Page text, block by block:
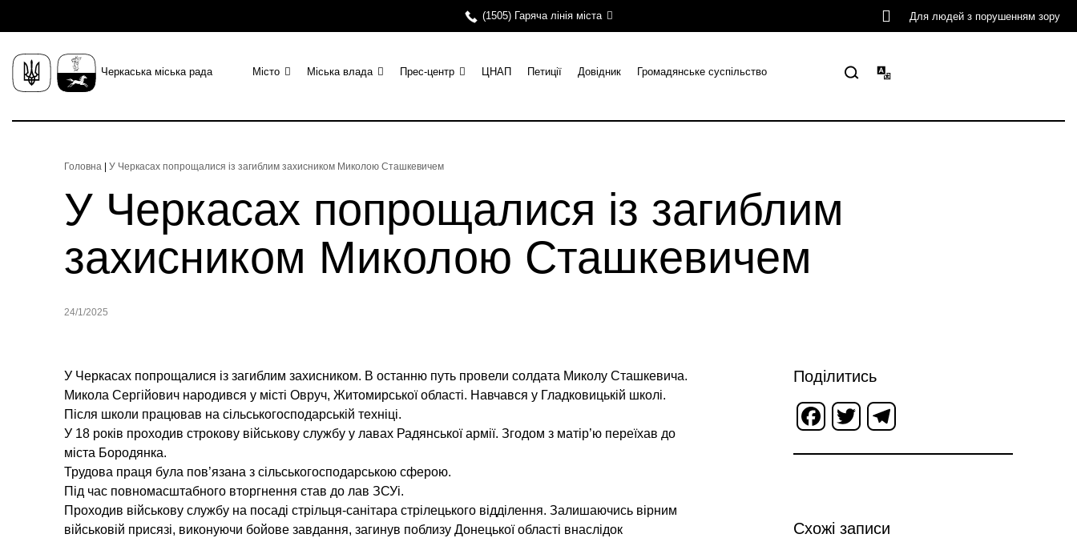
(1505) Гаряча лінія міста Для людей з порушенням зору
Черкаська міська рада Місто Міська влада Прес-центр ЦНАП Петиції Довідник Громадянське суспільство
Головна У Черкасах попрощалися із загиблим захисником Миколою Сташкевичем
У Черкасах попрощалися із загиблим
захисником Миколою Сташкевичем
24/1/2025
У Черкасах попрощалися із загиблим захисником. В останню путь провели солдата Миколу Сташкевича.
Микола Сергійович народився у місті Овруч, Житомирської області. Навчався у Гладковицькій школі.
Після школи працював на сільськогосподарській техніці.
У 18 років проходив строкову військову службу у лавах Радянської армії. Згодом з матір’ю переїхав до
міста Бородянка.
Трудова праця була пов’язана з сільськогосподарською сферою.
Під час повномасштабного вторгнення став до лав ЗСУі.
Проходив військову службу на посаді стрільця-санітара стрілецького відділення. Залишаючись вірним
військовій присязі, виконуючи бойове завдання, загинув поблизу Донецької області внаслідок
Поділитись
Facebook
Twitter
Схожі записи